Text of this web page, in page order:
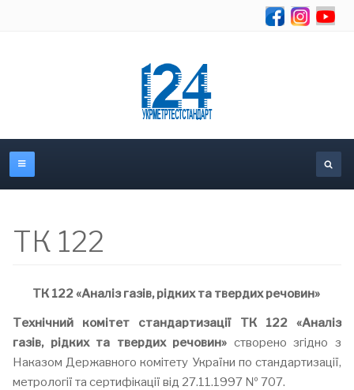
ТК 122
ТК 122 «Аналіз газів, рідких та твердих речовин»
Технічний комітет стандартизації ТК 122 «Аналіз
газів, рідких та твердих речовин» створено згідно з
Наказом Державного комітету України по стандартизації,
метрології та сертифікації від 27.11.1997 № 707.